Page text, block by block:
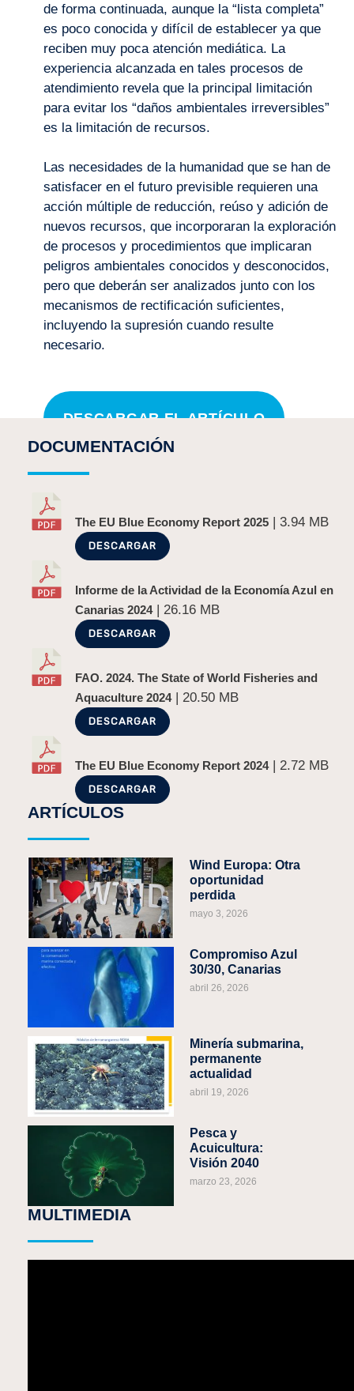
de forma continuada, aunque la “lista completa”
es poco conocida y difícil de establecer ya que
reciben muy poca atención mediática. La
experiencia alcanzada en tales procesos de
atendimiento revela que la principal limitación
para evitar los “daños ambientales irreversibles”
es la limitación de recursos.
Las necesidades de la humanidad que se han de
satisfacer en el futuro previsible requieren una
acción múltiple de reducción, reúso y adición de
nuevos recursos, que incorporaran la exploración
de procesos y procedimientos que implicaran
peligros ambientales conocidos y desconocidos,
pero que deberán ser analizados junto con los
mecanismos de rectificación suficientes,
incluyendo la supresión cuando resulte
necesario.
DESCARGAR EL ARTÍCULO
¡COMPARTE!
ANTERIOR
DOCUMENTACIÓN
The EU Blue Economy Report 2025 | 3.94 MB
DESCARGAR
Informe de la Actividad de la Economía Azul en
Canarias 2024| 26.16 MB
DESCARGAR
FAO. 2024. The State of World Fisheries and
Aquaculture 2024| 20.50 MB
DESCARGAR
The EU Blue Economy Report 2024| 2.72 MB
DESCARGAR
ARTÍCULOS
Wind Europa: Otra
oportunidad
perdida
mayo 3, 2026
Compromiso Azul
30/30, Canarias
abril 26, 2026
Minería submarina,
permanente
actualidad
abril 19, 2026
Pesca y
Acuicultura:
Visión 2040
marzo 23, 2026
MULTIMEDIA